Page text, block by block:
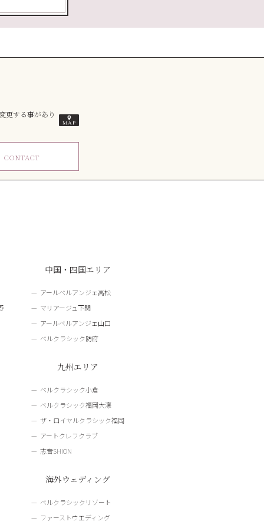
更する事があり
CONTACT
中国・四国エリア
アールベルアンジェ高松
マリアージュ下関
アールベルアンジェ山口
ベルクラシック防府
九州エリア
ベルクラシック小倉
ベルクラシック福岡大濠
ザ・ロイヤルクラシック福岡
アートクレフクラブ
志音SHION
海外ウェディング
ベルクラシックリゾート
ファーストウエディング